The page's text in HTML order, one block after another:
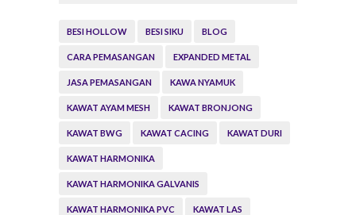
BESI HOLLOW BESI SIKU BLOG
CARA PEMASANGAN EXPANDED METAL
JASA PEMASANGAN KAWA NYAMUK
KAWAT AYAM MESH KAWAT BRONJONG
KAWAT BWG KAWAT CACING KAWAT DURI
KAWAT HARMONIKA
KAWAT HARMONIKA GALVANIS
KAWAT HARMONIKA PVC KAWAT LAS